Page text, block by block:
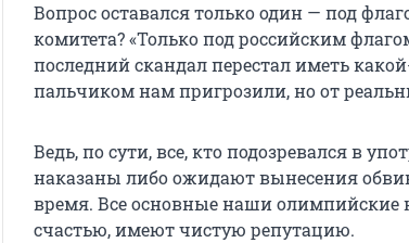
Вопрос оставался только один — под
комитета? «Только под российским
последний скандал перестал иметь
пальчиком нам пригрозили, но от
Ведь, по сути, все, кто подозревался в
наказаны либо ожидают вынесения
время. Все основные наши олимпийские
счастью, имеют чистую репутацию.